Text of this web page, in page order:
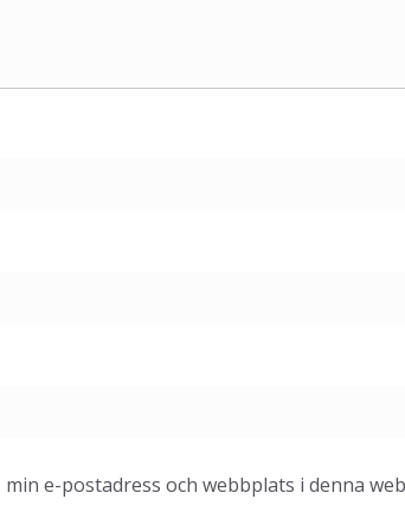
e-postadress och webbplats i denna